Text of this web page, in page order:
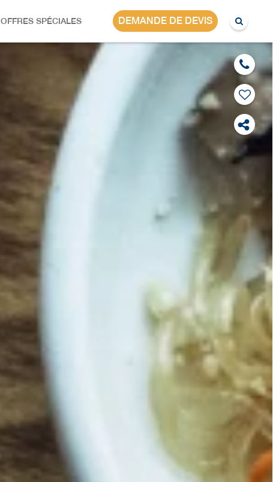
OFFRES SPÉCIALES DEMANDE DE DEVIS
CORÉE DU SUD